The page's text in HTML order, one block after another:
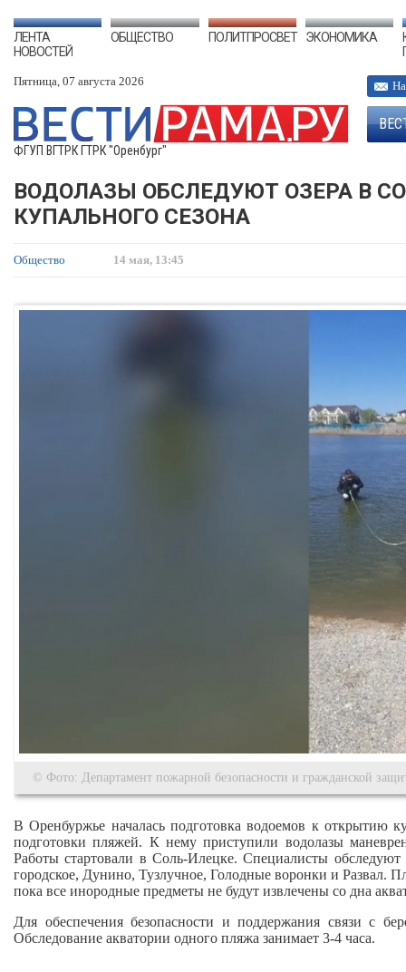
ЛЕНТА
НОВОСТЕЙ
ОБЩЕСТВО ПОЛИТПРОСВЕТ ЭКОНОМИКА
Пятница, 07 августа 2026
ФГУП ВГТРК ГТРК "Оренбург"
ВОДОЛАЗЫ ОБСЛЕДУЮТ ОЗЕРА В
КУПАЛЬНОГО СЕЗОНА
Общество 14 мая, 13:45
© Фото: Департамент пожарной безопасности и гражданской
В Оренбуржье началась подготовка водоемов к открытию
подготовки пляжей. К нему приступили водолазы
Работы стартовали в Соль-Илецке. Специалисты
городское, Дунино, Тузлучное, Голодные воронки и Развал.
пока все инородные предметы не будут извлечены со дна
Для обеспечения безопасности и поддержания связи с
Обследование акватории одного пляжа занимает 3-4 часа.